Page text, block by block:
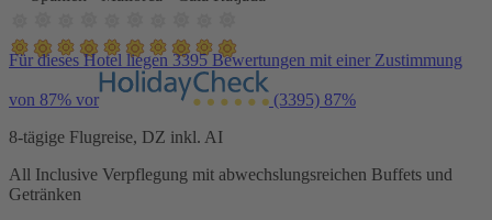
Für dieses Hotel liegen 3395 Bewertungen mit einer Zustimmung
von 87% vor (3395) 87%
8-tägige Flugreise, DZ inkl. AI
All Inclusive Verpflegung mit abwechslungsreichen Buffets und
Getränken